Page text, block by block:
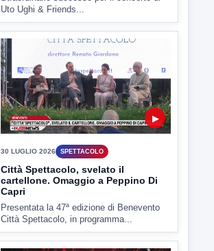
30 LUGLIO 2026 SPETTACOLO
Città Spettacolo, svelato il
cartellone. Omaggio a Peppino Di
Capri
Presentata la 47ª edizione di Benevento
Città Spettacolo, in programma...
24 LUGLIO 2026 SPETTACOLO
A Sperone il concerto di Ermal Meta,